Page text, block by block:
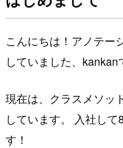
こんにちは！アノテー
していました、kankan
現在は、クラスメソッ
しています。 入社し
す！